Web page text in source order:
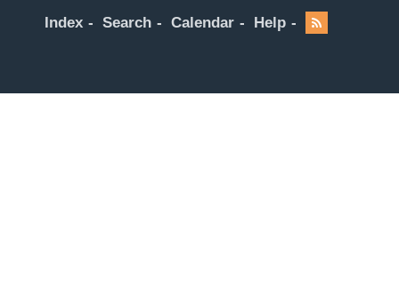
Index Search Calendar Help